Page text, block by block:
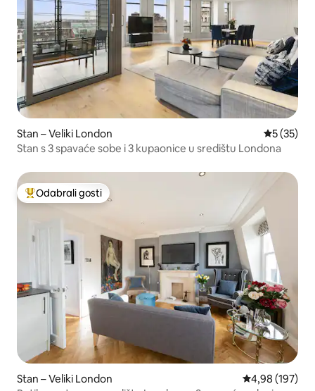
Stan – Veliki London Prosječna
5 (35)
Stan s 3 spavaće sobe i 3 kupaonice u središtu Londona
Među najviše rangiranima s oznakom „Odabrali gosti”
Odabrali gosti
Stan – Veliki London Prosječna
4,98 (197)